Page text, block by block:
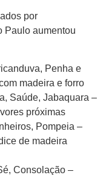
por
Paulo aumentou
Penha e
madeira e forro
Saúde, Jabaquara –
próximas
Pompeia –
de madeira
Consolação –